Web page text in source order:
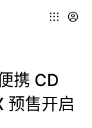
携 CD
预售开启